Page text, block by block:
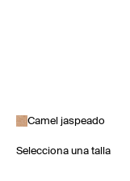
Camel jaspeado
Selecciona una talla